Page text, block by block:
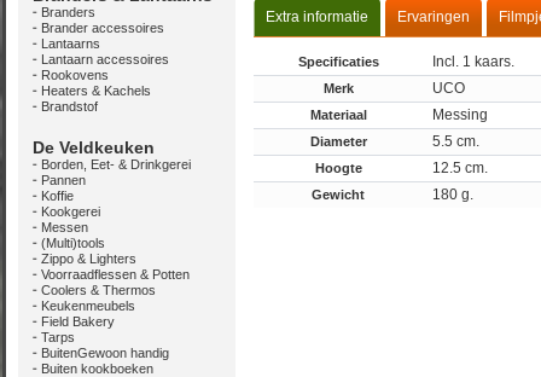
Branders
Brander accessoires
Lantaarns
Lantaarn accessoires
Rookovens
Heaters & Kachels
Brandstof
De Veldkeuken
Borden, Eet- & Drinkgerei
Pannen
Koffie
Kookgerei
Messen
(Multi)tools
Zippo & Lighters
Voorraadflessen & Potten
Coolers & Thermos
Keukenmeubels
Field Bakery
Tarps
BuitenGewoon handig
Buiten kookboeken
Extra informatie Ervaringen
Specificaties Incl. 1 kaars.
Merk UCO
Materiaal Messing
Diameter 5.5 cm.
Hoogte 12.5 cm.
Gewicht 180 g.